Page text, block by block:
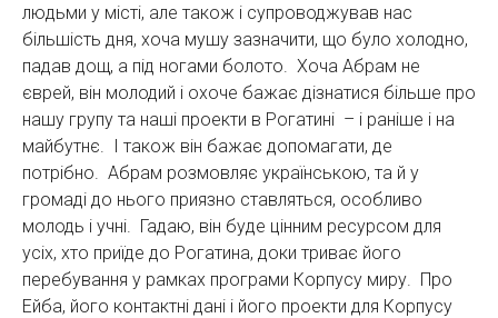
людьми у місті, але також і супроводжував нас
більшість дня, хоча мушу зазначити, що було холодно,
падав дощ, а під ногами болото. Хоча Абрам не
єврей, він молодий і охоче бажає дізнатися більше про
нашу групу та наші проекти в Рогатині – і раніше і на
майбутнє. І також він бажає допомагати, де
потрібно. Абрам розмовляє українською, та й у
громаді до нього приязно ставляться, особливо
молодь і учні. Гадаю, він буде цінним ресурсом для
усіх, хто приїде до Рогатина, доки триває його
перебування у рамках програми Корпусу миру. Про
Ейба, його контактні дані і його проекти для Корпусу